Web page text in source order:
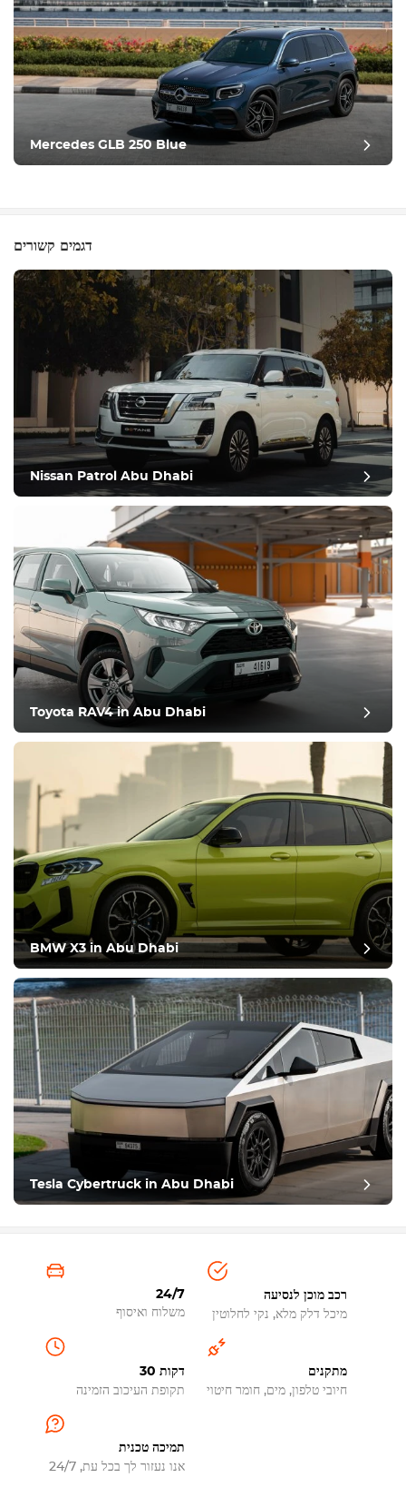
Mercedes GLB 250 Blue
דגמים קשורים
Nissan Patrol Abu Dhabi
Toyota RAV4 in Abu Dhabi
BMW X3 in Abu Dhabi
Tesla Cybertruck in Abu Dhabi
24/7
משלוח ואיסוף
רכב מוכן לנסיעה
מיכל דלק מלא, נקי לחלוטין
30 דקות
תקופת העיכוב הזמינה
מתקנים
חיובי טלפון, מים, חומר חיטוי
תמיכה טכנית
אנו נעזור לך בכל עת, 24/7